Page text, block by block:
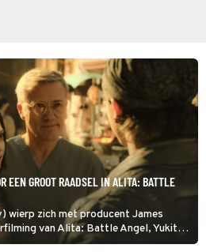
EEN GROOT RAADSEL IN ALITA: BATTLE
wierp zich met producent James
van Alita: Battle Angel, Yukito
cyberpunkmanga Battle angel Alita.